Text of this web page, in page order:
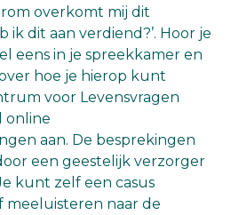
overkomt mij dit
ik dit aan verdiend?’. Hoor je
eens in je spreekkamer en
hoe je hierop kunt
voor Levensvragen
online
aan. De besprekingen
een geestelijk verzorger
kunt zelf een casus
meeluisteren naar de